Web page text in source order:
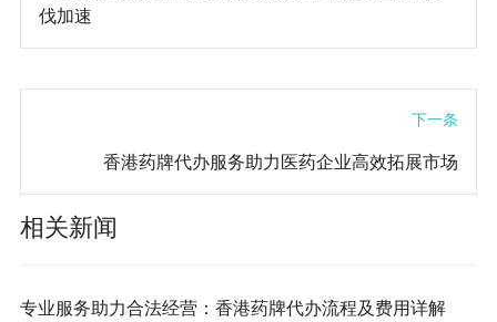
伐加速
下一条
香港药牌代办服务助力医药企业高效拓展市场
相关新闻
专业服务助力合法经营：香港药牌代办流程及费用详解